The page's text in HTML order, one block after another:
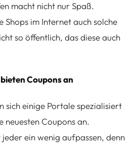
macht nicht nur Spaß.
Shops im Internet auch solche
so öffentlich, das diese auch
Coupons an
sich einige Portale spezialisiert
neuesten Coupons an.
ein wenig aufpassen, denn